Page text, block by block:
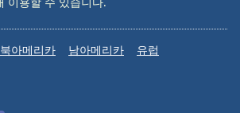
북아메리카 남아메리카
유럽